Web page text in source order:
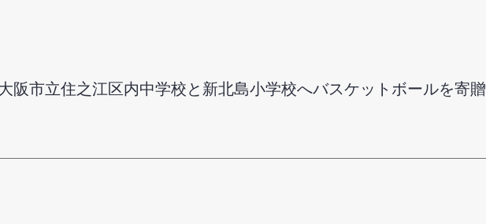
阪市立住之江区内中学校と新北島小学校へバスケットボールを寄贈